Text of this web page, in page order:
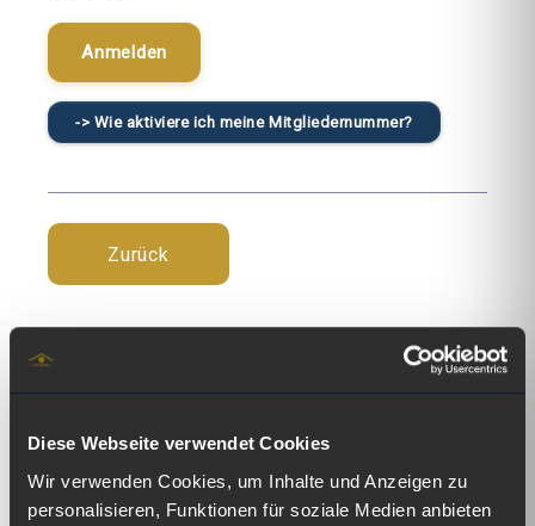
Diese Webseite verwendet Cookies
Wir verwenden Cookies, um Inhalte und Anzeigen zu
personalisieren, Funktionen für soziale Medien anbieten
Anmelden
-> Wie aktiviere ich meine Mitgliedernummer?
Zurück
Aktuelle News